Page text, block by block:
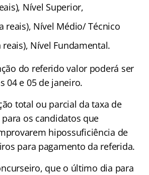
Nível Superior,
reais), Nível Médio/ Técnico
reais), Nível Fundamental.
do referido valor poderá ser
04 e 05 de janeiro.
total ou parcial da taxa de
os candidatos que
hipossuficiência de
para pagamento da referida.
que o último dia para